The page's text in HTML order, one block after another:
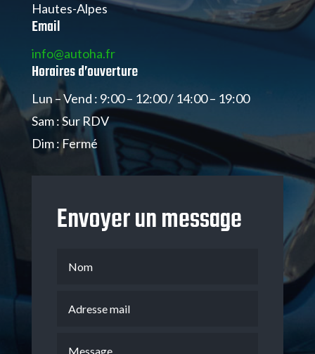
Hautes-Alpes
Email
info@autoha.fr
Horaires d’ouverture
Lun – Vend : 9:00 – 12:00 / 14:00 – 19:00
Sam : Sur RDV
Dim : Fermé
Envoyer un message